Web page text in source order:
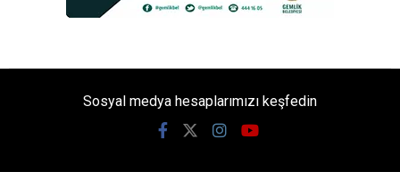
Sosyal medya hesaplarımızı keşfedin